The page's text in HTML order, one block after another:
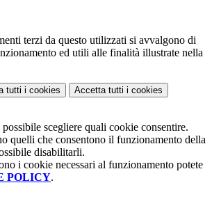
terzi da questo utilizzati si avvalgono di
ed utili alle finalità illustrate nella
tutti i cookies Accetta tutti i cookies
possibile scegliere quali cookie consentire.
quelli che consentono il funzionamento della
disabilitarli.
i cookie necessari al funzionamento potete
POLICY.